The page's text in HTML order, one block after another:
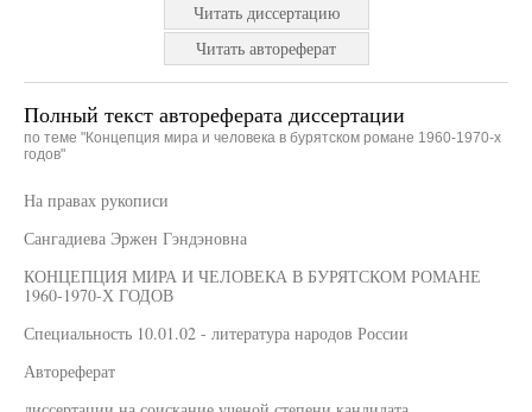
Читать диссертацию
Читать автореферат
Полный текст автореферата диссертации
по теме "Концепция мира и человека в бурятском романе 1960-1970-х
годов"
На правах рукописи
Сангадиева Эржен Гэндэновна
КОНЦЕПЦИЯ МИРА И ЧЕЛОВЕКА В БУРЯТСКОМ РОМАНЕ
1960-1970-Х ГОДОВ
Специальность 10.01.02 - литература народов России
Автореферат